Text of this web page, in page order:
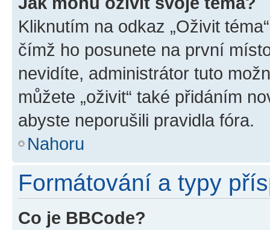
Kliknutím na odkaz „Oživit
čímž ho posunete na první
nevidíte, administrátor tuto
můžete „oživit“ také přidáním
abyste neporušili pravidla fóra.
Nahoru
Formátování a typy
Co je BBCode?